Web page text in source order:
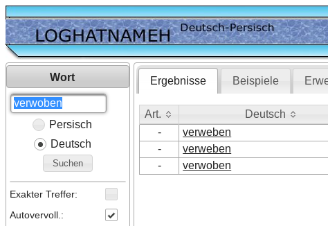
Wort
Persisch
Deutsch
Suchen
Exakter Treffer:
Autovervoll.:
Ergebnisse Beispiele
Art. Deutsch
Art.
- verweben
-
verweben
-
verwoben